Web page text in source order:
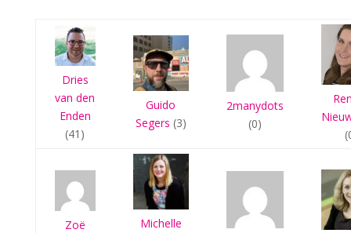
Dries
van den
Enden
(41)
Guido
Segers (3)
2manydots
(0)
Zoë
Michelle